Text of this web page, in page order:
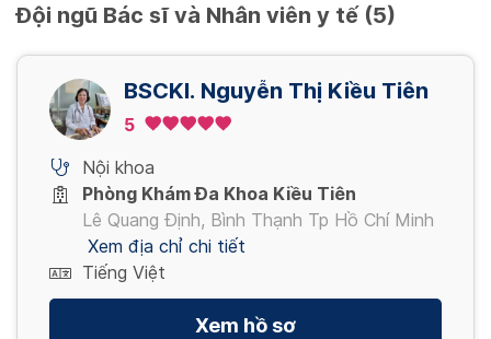
Đội ngũ Bác sĩ và Nhân viên y tế (5)
BSCKI. Nguyễn Thị Kiều Tiên
5
Nội khoa
Phòng Khám Đa Khoa Kiều Tiên
Lê Quang Định, Bình Thạnh Tp Hồ Chí Minh
Xem địa chỉ chi tiết
Tiếng Việt
Xem hồ sơ